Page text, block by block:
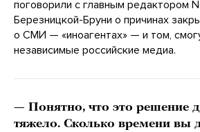
поговорили с главным редактором
Березницкой-Бруни о причинах
о СМИ — «иноагентах» — и том,
независимые российские медиа.
— Понятно, что это решение
тяжело. Сколько времени вы